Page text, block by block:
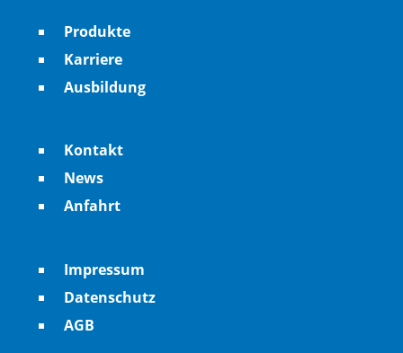
Produkte
Karriere
Ausbildung
Kontakt
News
Anfahrt
Impressum
Datenschutz
AGB